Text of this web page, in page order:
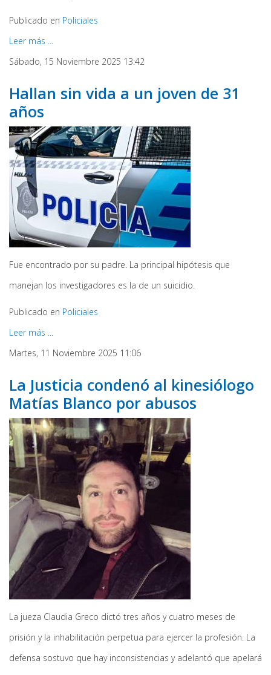
Publicado en Policiales
Leer más ...
Sábado, 15 Noviembre 2025 13:42
Hallan sin vida a un joven de 31
años
Fue encontrado por su padre. La principal hipótesis que
manejan los investigadores es la de un suicidio.
Publicado en Policiales
Leer más ...
Martes, 11 Noviembre 2025 11:06
La Justicia condenó al kinesiólogo
Matías Blanco por abusos
La jueza Claudia Greco dictó tres años y cuatro meses de
prisión y la inhabilitación perpetua para ejercer la profesión. La
defensa sostuvo que hay inconsistencias y adelantó que apelará